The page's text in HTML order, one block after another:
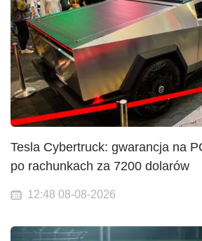
Tesla Cybertruck: gwarancja na
po rachunkach za 7200 dolarów
12:48 08-08-2026